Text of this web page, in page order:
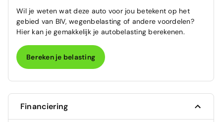
Wil je weten wat deze auto voor jou betekent op het
gebied van BIV, wegenbelasting of andere voordelen?
Hier kan je gemakkelijk je autobelasting berekenen.
Bereken je belasting
Financiering